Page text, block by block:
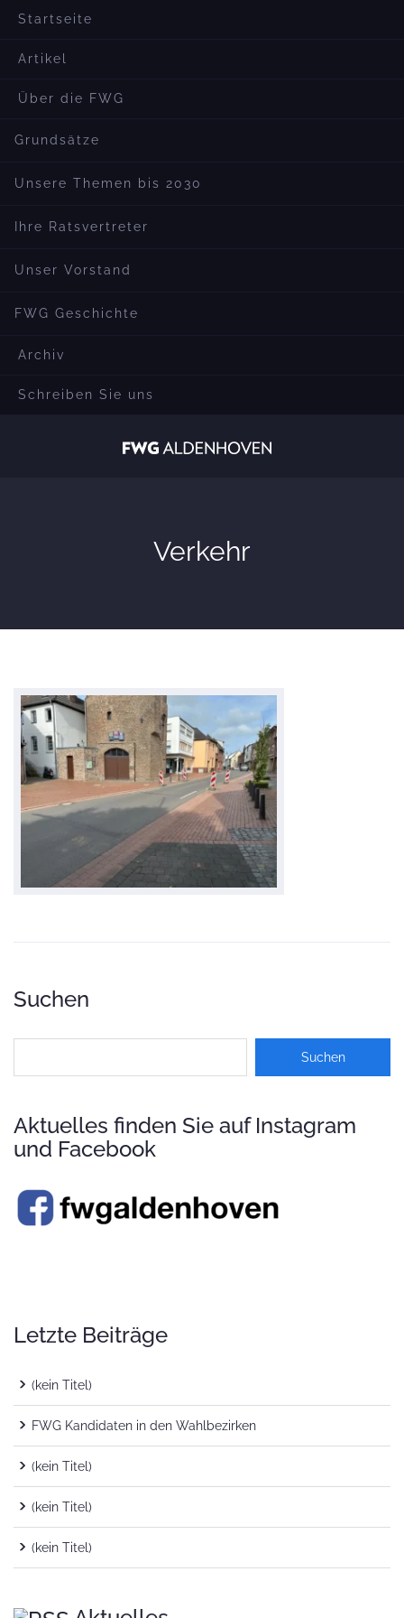
Startseite
Artikel
Über die FWG
Grundsätze
Unsere Themen bis 2030
Ihre Ratsvertreter
Unser Vorstand
FWG Geschichte
Archiv
Schreiben Sie uns
Verkehr
Suchen
Aktuelles finden Sie auf Instagram
und Facebook
Letzte Beiträge
(kein Titel)
FWG Kandidaten in den Wahlbezirken
(kein Titel)
(kein Titel)
(kein Titel)